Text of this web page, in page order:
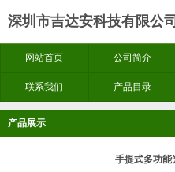
深圳市吉达安科技有限公司
网站首页 公司简介
联系我们 产品目录
产品展示
手提式多功能